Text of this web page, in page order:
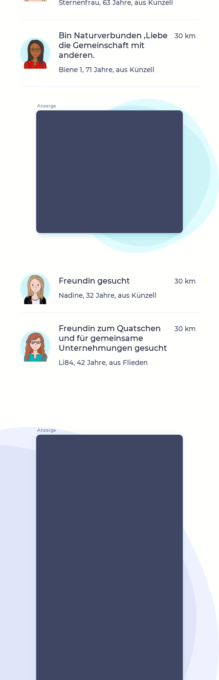
Sternenfrau, 63 Jahre, aus Künzell
Bin Naturverbunden ,Liebe
die Gemeinschaft mit
anderen.
Biene 1, 71 Jahre, aus Künzell
30 km
Freundin gesucht
Nadine, 32 Jahre, aus Künzell
30 km
Freundin zum Quatschen
und für gemeinsame
Unternehmungen gesucht
Li84, 42 Jahre, aus Flieden
30 km